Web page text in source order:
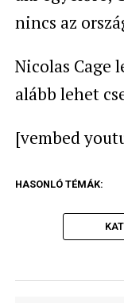
nincs az
Nicolas Cage
alább lehet
[vembed
HASONLÓ TÉMÁK: